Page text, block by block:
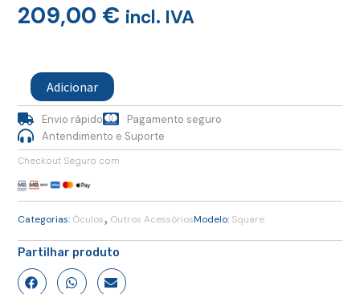
209,00 € incl. IVA
Oculos
Square
Honey
Tortoise
Adicionar
Envio rápido
Pagamento seguro
Antendimento e Suporte
Checkout Seguro com
Categorias: Óculos, Outros AcessóriosModelo: Square
Partilhar produto